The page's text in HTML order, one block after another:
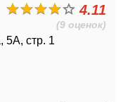
4.11
(9 оценок)
5А, стр. 1